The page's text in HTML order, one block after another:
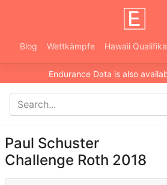
Blog Wettkämpfe Hawaii
Endurance Data is also
Paul Schuster
Challenge Roth 2018